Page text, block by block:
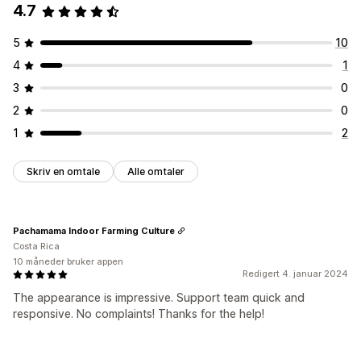
4.7
5
10
4
1
3
0
2
0
1
2
Skriv en omtale Alle omtaler
Redigert 4. januar 2024
The appearance is impressive. Support team quick and
responsive. No complaints! Thanks for the help!
Pachamama Indoor Farming Culture
Costa Rica
10 måneder bruker appen